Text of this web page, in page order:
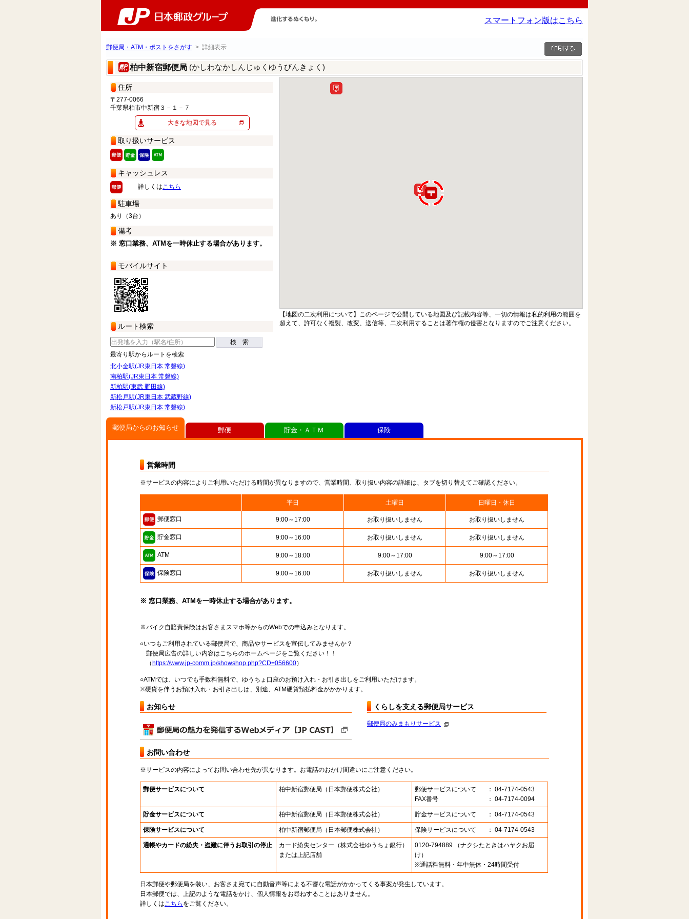
スマートフォン版はこちら
郵便局・ATM・ポストをさがす > 詳細表示
柏中新宿郵便局 (かしわなかしんじゅくゆうびんきょく)
住所
〒277-0066
千葉県柏市中新宿３－１－７
大きな地図で見る
取り扱いサービス
キャッシュレス
詳しくはこちら
駐車場
あり（3台）
備考
※ 窓口業務、ATMを一時休止する場合があります。
モバイルサイト
ルート検索
検 索
最寄り駅からルートを検索
北小金駅(JR東日本 常磐線)
南柏駅(JR東日本 常磐線)
新柏駅(東武 野田線)
新松戸駅(JR東日本 武蔵野線)
新松戸駅(JR東日本 常磐線)
【地図の二次利用について】このページで公開している地図及び記載内容等、一切の情報は私的利用の範囲を
超えて、許可なく複製、改変、送信等、二次利用することは著作権の侵害となりますのでご注意ください。
郵便局からのお知らせ
営業時間
※サービスの内容によりご利用いただける時間が異なりますので、営業時間、取り扱い内容の詳細は、タブを切り替えてご確認ください。
平日 土曜日 日曜日・休日
郵便窓口 9:00～17:00 お取り扱いしません お取り扱いしません
貯金窓口 9:00～16:00 お取り扱いしません お取り扱いしません
ATM 9:00～18:00 9:00～17:00 9:00～17:00
保険窓口 9:00～16:00 お取り扱いしません お取り扱いしません
※ 窓口業務、ATMを一時休止する場合があります。
※バイク自賠責保険はお客さまスマホ等からのWebでの申込みとなります。
○いつもご利用されている郵便局で、商品やサービスを宣伝してみませんか？
郵便局広告の詳しい内容はこちらのホームページをご覧ください！！
（ https://www.jp-comm.jp/showshop.php?CD=056600）
○ATMでは、いつでも手数料無料で、ゆうちょ口座のお預け入れ・お引き出しをご利用いただけます。
※硬貨を伴うお預け入れ・お引き出しは、別途、ATM硬貨預払料金がかかります。
お知らせ くらしを支える郵便局サービス
郵便局のみまもりサービス
お問い合わせ
※サービスの内容によってお問い合わせ先が異なります。お電話のおかけ間違いにご注意ください。
郵便サービスについて 柏中新宿郵便局 （日本郵便株式会社） 郵便サービスについて
： 04-7174-0543
FAX番号
： 04-7174-0094
貯金サービスについて 柏中新宿郵便局 （日本郵便株式会社） 貯金サービスについて ： 04-7174-0543
保険サービスについて 柏中新宿郵便局 （日本郵便株式会社） 保険サービスについて ： 04-7174-0543
通帳やカードの紛失・盗難に伴うお取引の停止 カード紛失センター （株式会社ゆうちょ銀行）
または上記店舗
0120-794889 （ナクシたときはハヤクお届
け）
※通話料無料・年中無休・24時間受付
日本郵便や郵便局を装い、お客さま宛てに自動音声等による不審な電話がかかってくる事案が発生しています。
日本郵便では、上記のような電話をかけ、個人情報をお尋ねすることはありません。
詳しくはこちら をご覧ください。
郵便 貯金・ＡＴＭ 保険